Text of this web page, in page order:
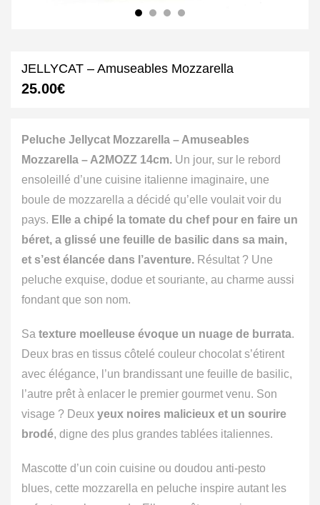
JELLYCAT – Amuseables Mozzarella
25.00€
Peluche Jellycat Mozzarella – Amuseables
Mozzarella – A2MOZZ 14cm. Un jour, sur le rebord
ensoleillé d’une cuisine italienne imaginaire, une
boule de mozzarella a décidé qu’elle voulait voir du
pays. Elle a chipé la tomate du chef pour en faire un
béret, a glissé une feuille de basilic dans sa main,
et s’est élancée dans l’aventure. Résultat ? Une
peluche exquise, dodue et souriante, au charme aussi
fondant que son nom.
Sa texture moelleuse évoque un nuage de burrata.
Deux bras en tissus côtelé couleur chocolat s’étirent
avec élégance, l’un brandissant une feuille de basilic,
l’autre prêt à enlacer le premier gourmet venu. Son
visage ? Deux yeux noires malicieux et un sourire
brodé, digne des plus grandes tablées italiennes.
Mascotte d’un coin cuisine ou doudou anti-pesto
blues, cette mozzarella en peluche inspire autant les